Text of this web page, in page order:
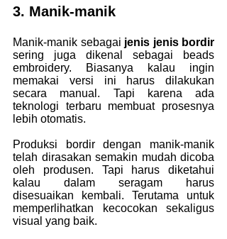
3. Manik-manik
Manik-manik sebagai
sering juga dikenal sebagai beads
embroidery. Biasanya kalau ingin
memakai versi ini harus dilakukan
secara manual. Tapi karena ada
teknologi terbaru membuat prosesnya
lebih otomatis.
Produksi bordir dengan manik-manik
telah dirasakan semakin mudah dicoba
oleh produsen. Tapi harus diketahui
kalau dalam seragam harus
disesuaikan kembali. Terutama untuk
memperlihatkan kecocokan sekaligus
visual yang baik.